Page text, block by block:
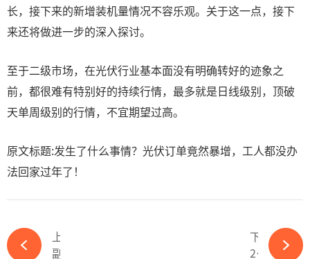
长，接下来的新增装机量情况不容乐观。关于这一点，接下
来还将做进一步的深入探讨。
至于二级市场，在光伏行业基本面没有明确转好的迹象之
前，都很难有特别好的持续行情，最多就是日线级别，顶破
天单周级别的行情，不宜期望过高。
原文标题:发生了什么事情？光伏订单竟然暴增，工人都没办
法回家过年了！
下一篇
2024分布式光伏：发展趋势、挑战与前瞻视野-365wm完美体育官网